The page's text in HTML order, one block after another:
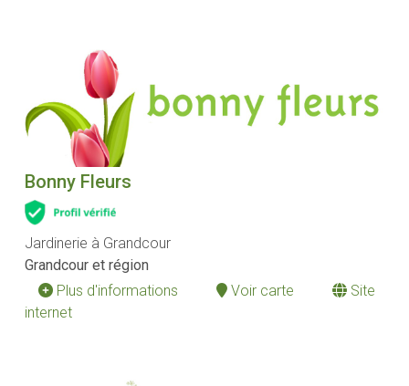
Bonny Fleurs
Jardinerie à Grandcour
Grandcour et région
Plus d'informations
Voir carte
Site
internet